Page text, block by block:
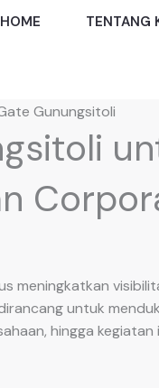
HOME TENTANG
Gunungsitoli
meningkatkan
untuk
hingga